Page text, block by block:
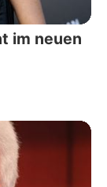
im neuen